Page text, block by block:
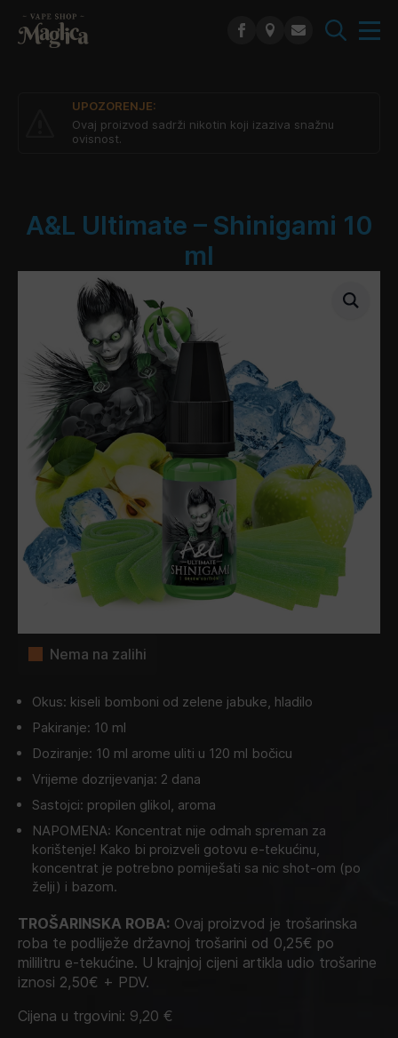
UPOZORENJE:
Ovaj proizvod sadrži nikotin koji izaziva snažnu
ovisnost.
A&L Ultimate – Shinigami 10
ml
Nema na zalihi
Okus: kiseli bomboni od zelene jabuke, hladilo
Pakiranje: 10 ml
Doziranje: 10 ml arome uliti u 120 ml bočicu
Vrijeme dozrijevanja: 2 dana
Sastojci: propilen glikol, aroma
NAPOMENA: Koncentrat nije odmah spreman za
korištenje! Kako bi proizveli gotovu e-tekućinu,
koncentrat je potrebno pomiješati sa nic shot-om (po
želji) i bazom.
TROŠARINSKA ROBA: Ovaj proizvod je trošarinska
roba te podliježe državnoj trošarini od 0,25€ po
mililitru e-tekućine. U krajnjoj cijeni artikla udio trošarine
iznosi 2,50€ + PDV.
Cijena u trgovini: 9,20 €